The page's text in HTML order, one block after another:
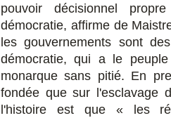
pouvoir décisionnel
démocratie, affirme de
les gouvernements sont
démocratie, qui a le
monarque sans pitié. En
fondée que sur l'esclavage
l'histoire est que « les